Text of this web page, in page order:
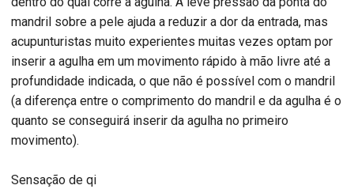
mandril sobre a pele ajuda a reduzir a dor da entrada, mas
acupunturistas muito experientes muitas vezes optam por
inserir a agulha em um movimento rápido à mão livre até a
profundidade indicada, o que não é possível com o mandril
(a diferença entre o comprimento do mandril e da agulha é o
quanto se conseguirá inserir da agulha no primeiro
movimento).
Sensação de qi